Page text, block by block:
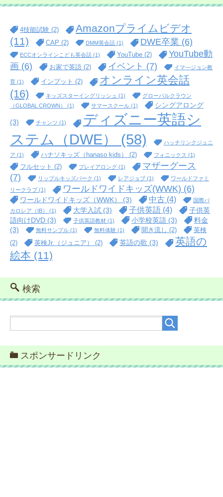
4技能試験 (2)
Amazonプライムビデオ
(11)
CAP (2) DMM英会話 (1) DWE卒業 (6)
ECCオンラインこども英会話 (1) YouTube (2)
YouTube動
画 (6) お家で英語 (2) イベント (7) イマ―ジョン教
育 (1) インプット (2)
オンライン英会話
(16)
キッズスターイングリッシュ (1)
グローバルクラウン
（GLOBAL CROWN）
(1) サマースクール (1) シングアロング
(3) チャンツ (1)
ディズニー英語シ
ステム（DWE）
(58) ハッチリンクジュニ
ア (1) ハナソキッズ（hanaso kids） (2) フォニックス (1)
フルセット (2) プレイアロング (1)
マザーグース
(7)
リップルキッズパーク (1) レアジョブ (1)
ワールドファミ
リークラブ (1) ワールドワイドキッズ(WWK) (6)
ワールドワイドキッズ（WWK） (3) 中古 (4)
国際バ
カロレア（IB）
(1) 大学入試 (3) 子供英語 (4)
子供英
語向けDVD (3) 子供英語教材 (1) 小学校英語 (3)
料金
(3)
無料サンプル (1) 無料体験 (1) 聞き流し (2)
英検
(2)
英検Jr.（ジュニア） (2) 英語の歌 (3)
英語の
絵本 (11)
検索
スポンサードリンク